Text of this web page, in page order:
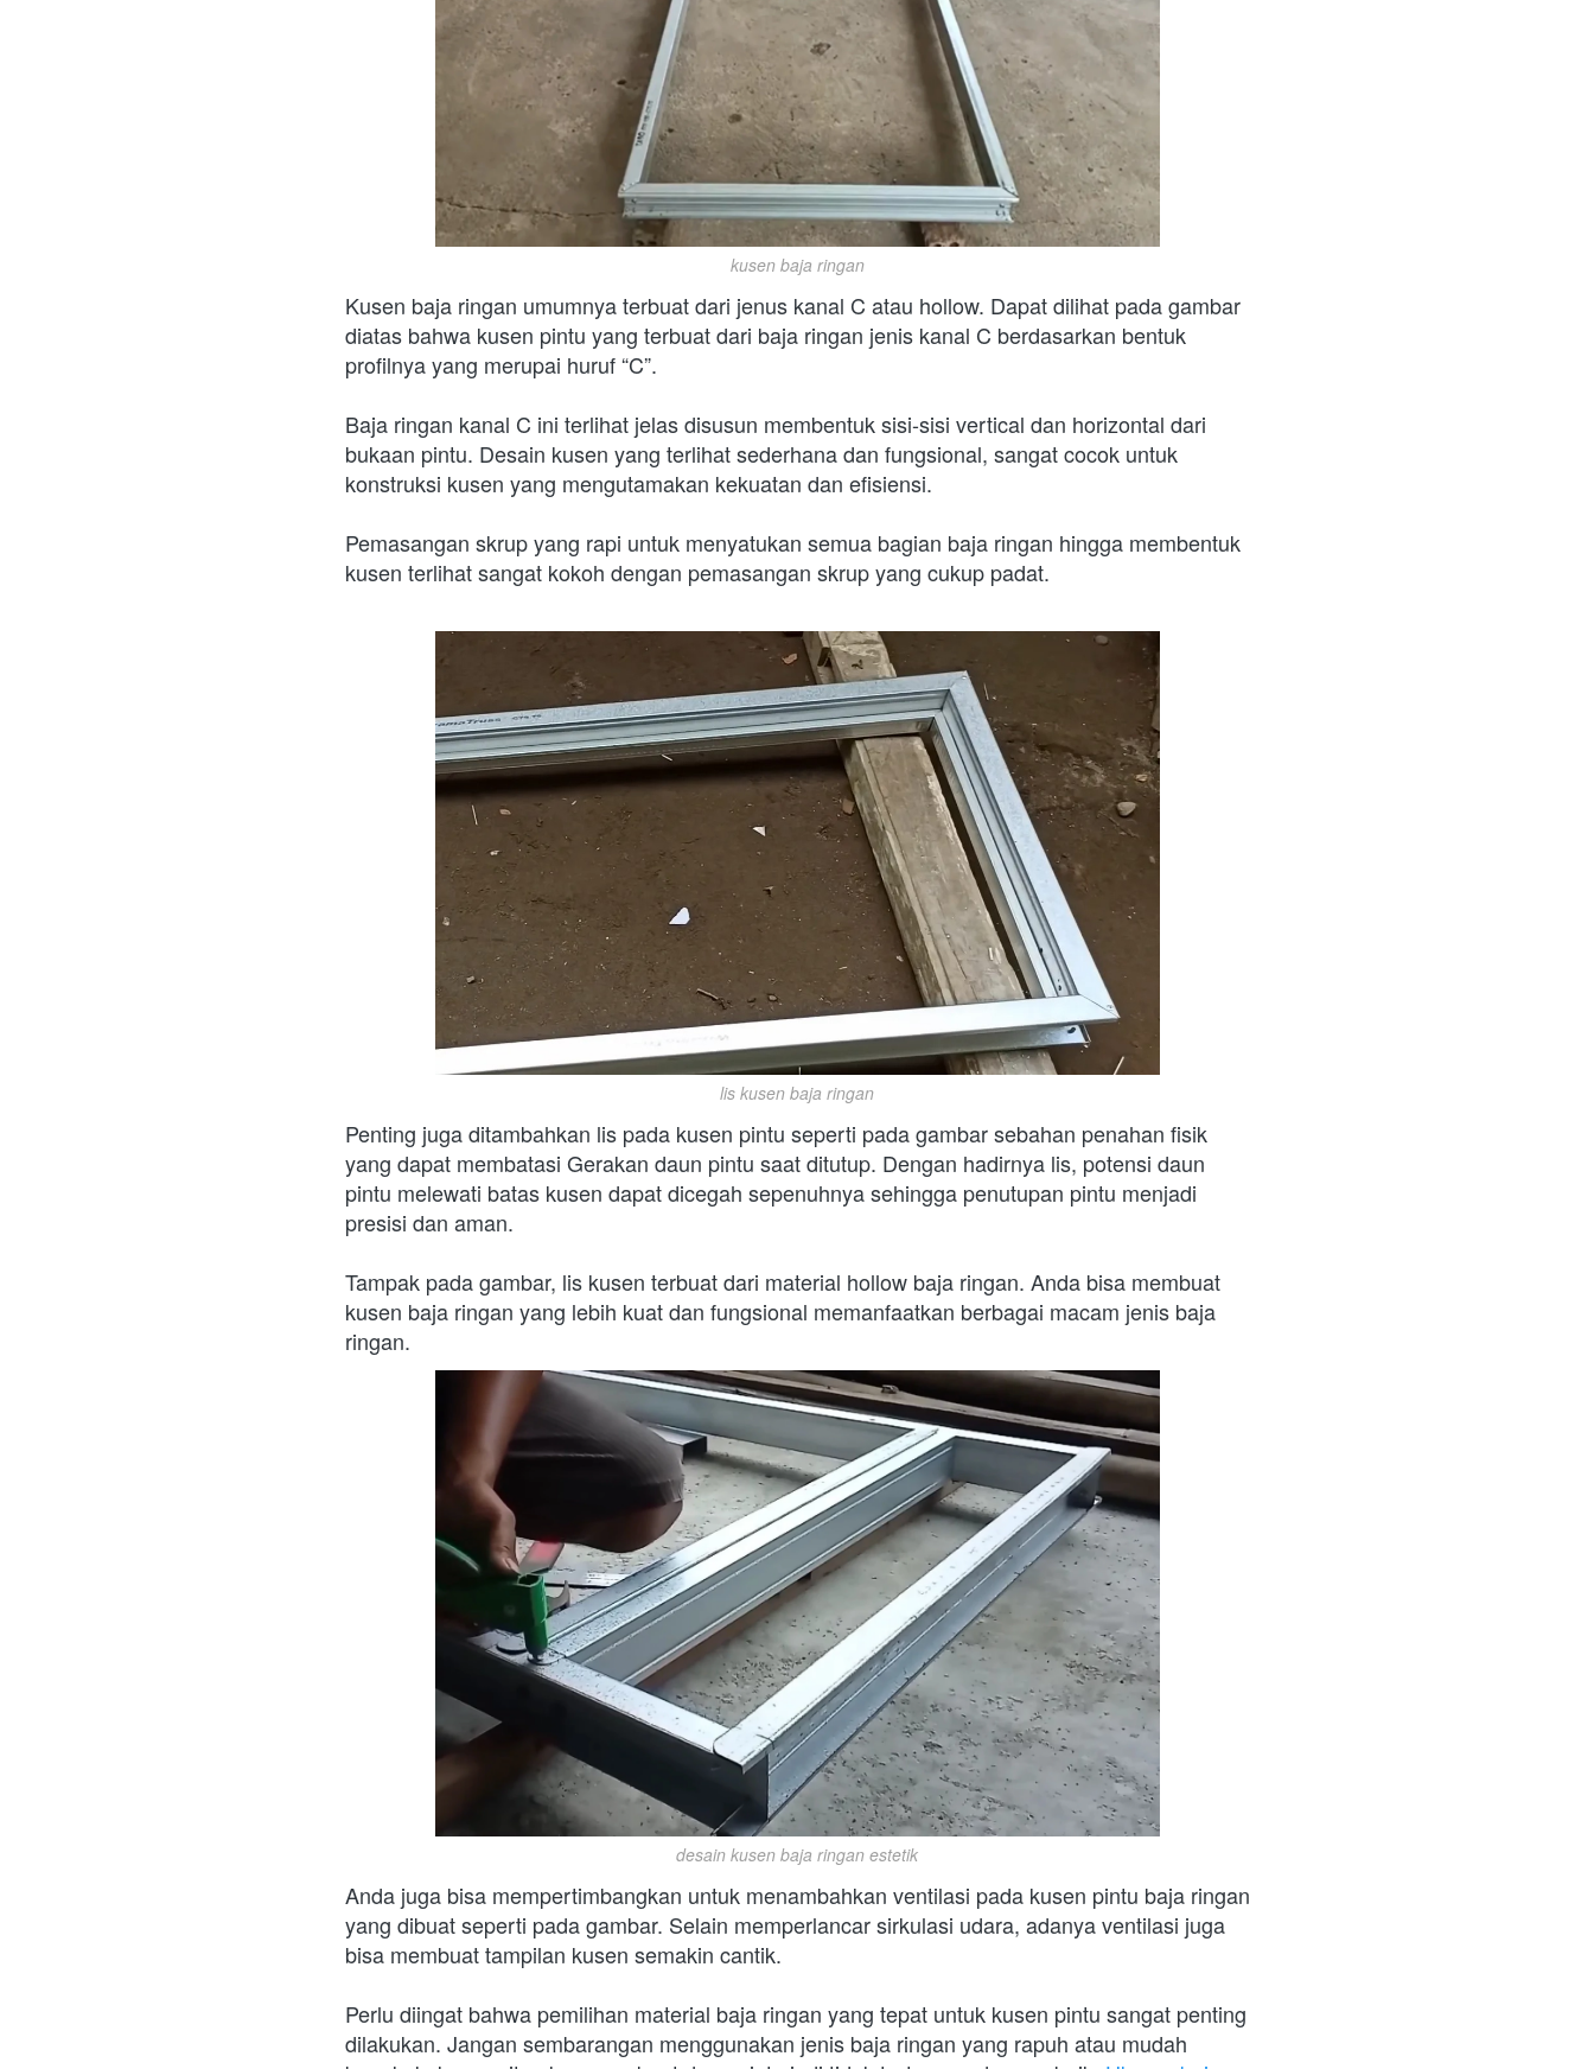
kusen baja ringan
Kusen baja ringan umumnya terbuat dari jenus kanal C atau hollow. Dapat dilihat pada gambar
diatas bahwa kusen pintu yang terbuat dari baja ringan jenis kanal C berdasarkan bentuk
profilnya yang merupai huruf “C”.
Baja ringan kanal C ini terlihat jelas disusun membentuk sisi-sisi vertical dan horizontal dari
bukaan pintu. Desain kusen yang terlihat sederhana dan fungsional, sangat cocok untuk
konstruksi kusen yang mengutamakan kekuatan dan efisiensi.
Pemasangan skrup yang rapi untuk menyatukan semua bagian baja ringan hingga membentuk
kusen terlihat sangat kokoh dengan pemasangan skrup yang cukup padat.
lis kusen baja ringan
Penting juga ditambahkan lis pada kusen pintu seperti pada gambar sebahan penahan fisik
yang dapat membatasi Gerakan daun pintu saat ditutup. Dengan hadirnya lis, potensi daun
pintu melewati batas kusen dapat dicegah sepenuhnya sehingga penutupan pintu menjadi
presisi dan aman.
Tampak pada gambar, lis kusen terbuat dari material hollow baja ringan. Anda bisa membuat
kusen baja ringan yang lebih kuat dan fungsional memanfaatkan berbagai macam jenis baja
ringan.
desain kusen baja ringan estetik
Anda juga bisa mempertimbangkan untuk menambahkan ventilasi pada kusen pintu baja ringan
yang dibuat seperti pada gambar. Selain memperlancar sirkulasi udara, adanya ventilasi juga
bisa membuat tampilan kusen semakin cantik.
Perlu diingat bahwa pemilihan material baja ringan yang tepat untuk kusen pintu sangat penting
dilakukan. Jangan sembarangan menggunakan jenis baja ringan yang rapuh atau mudah